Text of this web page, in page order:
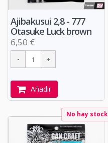
Ajibakusui 2,8 - 777
Otasuke Luck brown
6,50 €
Añadir
No hay stock